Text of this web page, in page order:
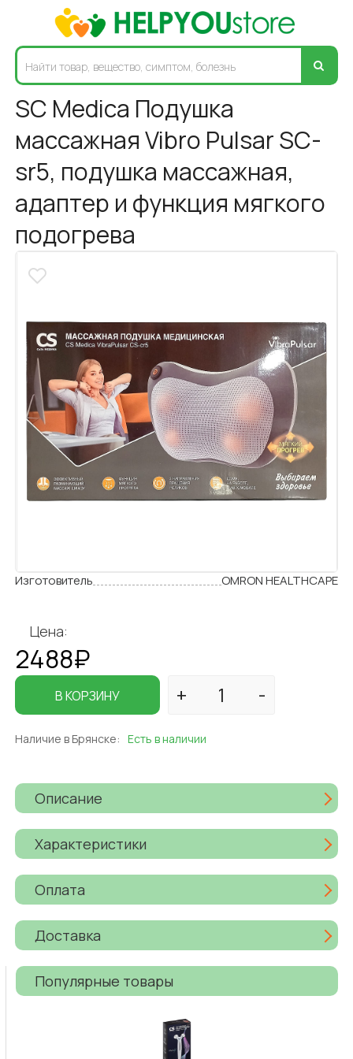
SC Medica Подушка
массажная Vibro Pulsar SC-
sr5, подушка массажная,
адаптер и функция мягкого
подогрева
Изготовитель OMRON HEALTHCAPE
Цена:
2488₽
В КОРЗИНУ
Наличие в Брянске: Есть в наличии
Описание
Характеристики
Оплата
Доставка
Популярные товары